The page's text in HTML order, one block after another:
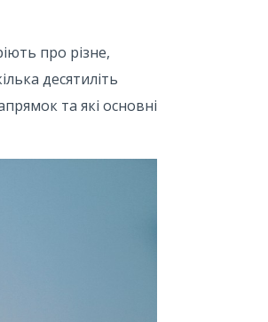
про різне,
десятиліть
та які основні